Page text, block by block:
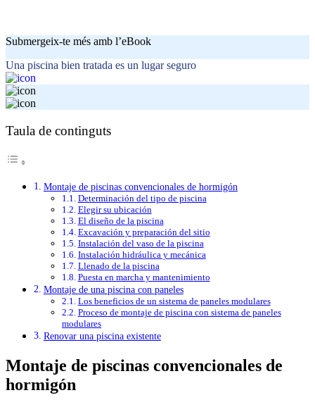
Submergeix-te més amb l’eBook
Una piscina bien tratada es un lugar seguro
Taula de continguts
Montaje de piscinas convencionales de hormigón
Determinación del tipo de piscina
Elegir su ubicación
El diseño de la piscina
Excavación y preparación del sitio
Instalación del vaso de la piscina
Instalación hidráulica y mecánica
Llenado de la piscina
Puesta en marcha y mantenimiento
Montaje de una piscina con paneles
Los beneficios de un sistema de paneles modulares
Proceso de montaje de piscina con sistema de paneles
modulares
Renovar una piscina existente
Montaje de piscinas convencionales de
hormigón